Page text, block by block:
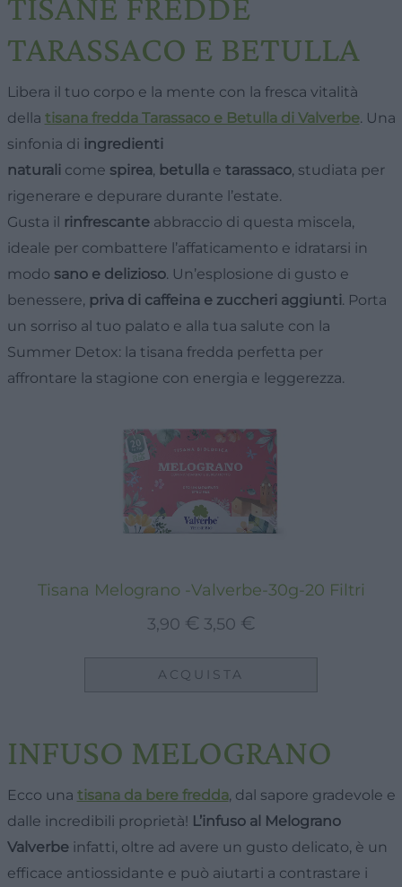
TARASSACO E BETULLA
Libera il tuo corpo e la mente con la fresca vitalità
della tisana fredda Tarassaco e Betulla di Valverbe. Una
sinfonia di ingredienti
naturalicome spirea, betullae tarassaco, studiata per
rigenerare e depurare durante l’estate.
Gusta il rinfrescanteabbraccio di questa miscela,
ideale per combattere l’affaticamento e idratarsi in
modo sano e delizioso. Un’esplosione di gusto e
benessere, priva di caffeina e zuccheri aggiunti. Porta
un sorriso al tuo palato e alla tua salute con la
Summer Detox: la tisana fredda perfetta per
affrontare la stagione con energia e leggerezza.
Tisana Melograno -Valverbe-30g-20 Filtri
3,90 € Il
originale
3,50 €
ACQUISTA
INFUSO MELOGRANO
Ecco una tisana da bere fredda, dal sapore gradevole e
dalle incredibili proprietà! L’infuso al Melograno
Valverbe infatti, oltre ad avere un gusto delicato, è un
efficace antiossidante e può aiutarti a contrastare i